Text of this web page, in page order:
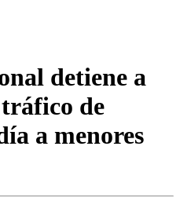
detiene a
de
a menores